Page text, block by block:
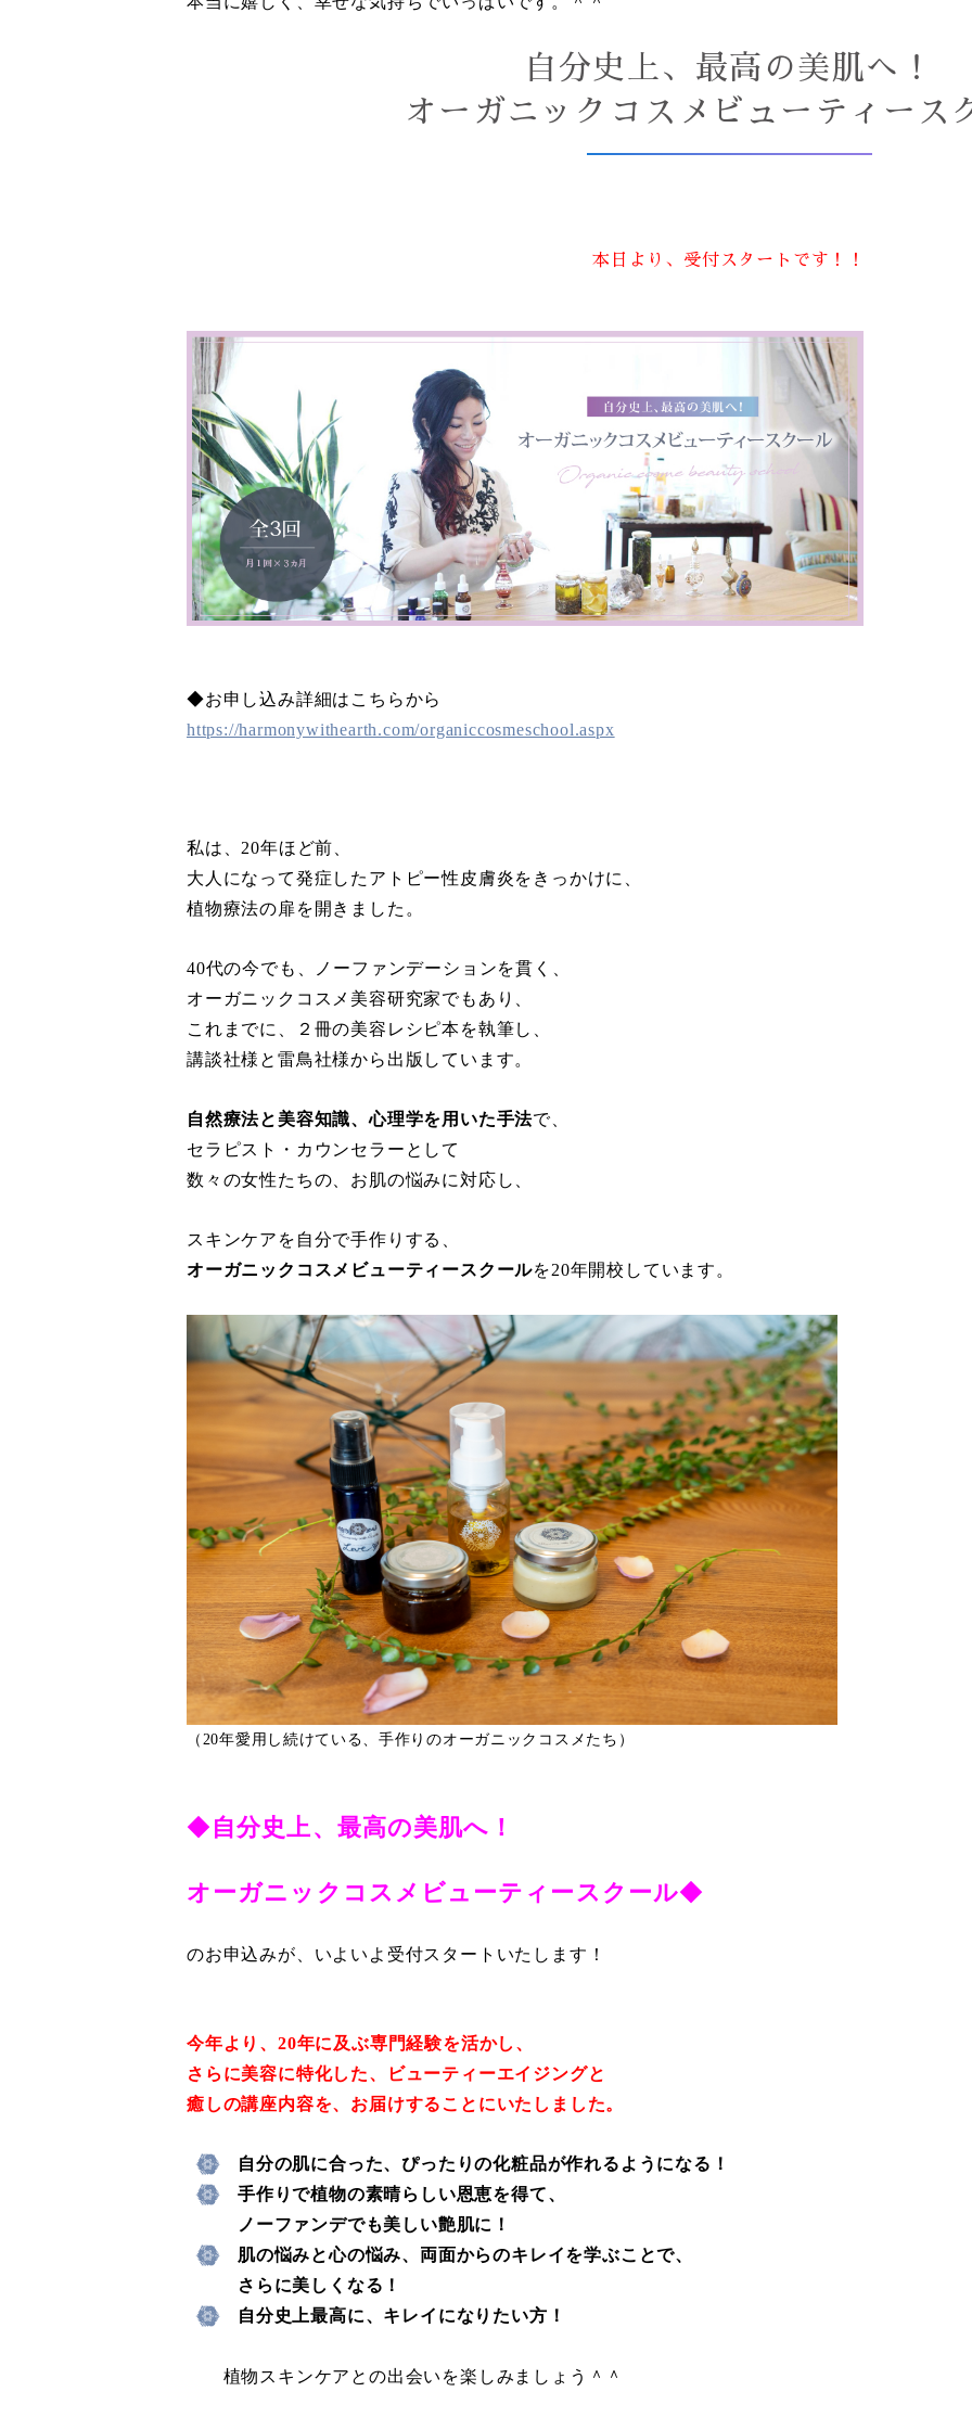
自分史上、最高の美肌へ！
オーガニックコスメビューティース
本日より、受付スタートです！！
◆お申し込み詳細はこちらから
https://harmonywithearth.com/organiccosmeschool.aspx
私は、20年ほど前、
大人になって発症したアトピー性皮膚炎をきっかけに、
植物療法の扉を開きました。
40代の今でも、ノーファンデーションを貫く、
オーガニックコスメ美容研究家でもあり、
これまでに、２冊の美容レシピ本を執筆し、
講談社様と雷鳥社様から出版しています。
自然療法と美容知識、心理学を用いた手法で、
セラピスト・カウンセラーとして
数々の女性たちの、お肌の悩みに対応し、
スキンケアを自分で手作りする、
オーガニックコスメビューティースクールを20年開校しています。
（20年愛用し続けている、手作りのオーガニックコスメたち）
◆ 自分史上、最高の美肌へ！
オーガニックコスメビューティースクール◆
のお申込みが、いよいよ受付スタートいたします！
今年より、20年に及ぶ専門経験を活かし、
さらに美容に特化した、ビューティーエイジングと
癒しの講座内容を、お届けすることにいたしました。
自分の肌に合った、ぴったりの化粧品が作れるようになる！
手作りで植物の素晴らしい恩恵を得て、
ノーファンデでも美しい艶肌に！
肌の悩みと心の悩み、両面からのキレイを学ぶことで、
さらに美しくなる！
自分史上最高に、キレイになりたい方！
植物スキンケアとの出会いを楽しみましょう＾＾